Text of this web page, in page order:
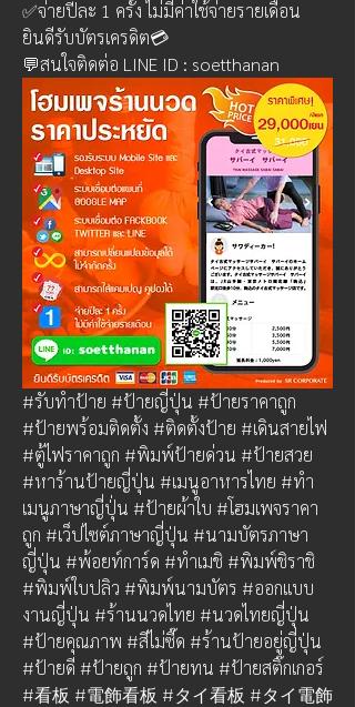
✅จ่ายปีละ 1 ครั้ง ไม่มีค่าใช้จ่ายรายเดือน
ยินดีรับบัตรเครดิต💳
💬สนใจติดต่อ LINE ID : soetthanan
#รับทำป้าย #ป้ายญี่ปุ่น #ป้ายราคาถูก
#ป้ายพร้อมติดตั้ง #ติดตั้งป้าย #เดินสายไฟ
#ตู้ไฟราคาถูก #พิมพ์ป้ายด่วน #ป้ายสวย
#หาร้านป้ายญี่ปุ่น #เมนูอาหารไทย #ทำ
เมนูภาษาญี่ปุ่่น #ป้ายผ้าใบ #โฮมเพจราคา
ถูก #เว็ปไซต์ภาษาญี่ปุ่น #นามบัตรภาษา
ญี่ปุ่น #พ้อยท์การ์ด #ทำเมชิ #พิมพ์ชิราชิ
#พิมพ์ใบปลิว #พิมพ์นามบัตร #ออกแบบ
งานญี่ปุ่น #ร้านนวดไทย #นวดไทยญี่ปุ่น
#ป้ายคุณภาพ #สีไม่ซี๊ด #ร้านป้ายอยู่ญี่ปุ่น
#ป้ายดี #ป้ายถูก #ป้ายทน #ป้ายสติ๊กเกอร์
#看板 #電飾看板 #タイ看板 #タイ電飾